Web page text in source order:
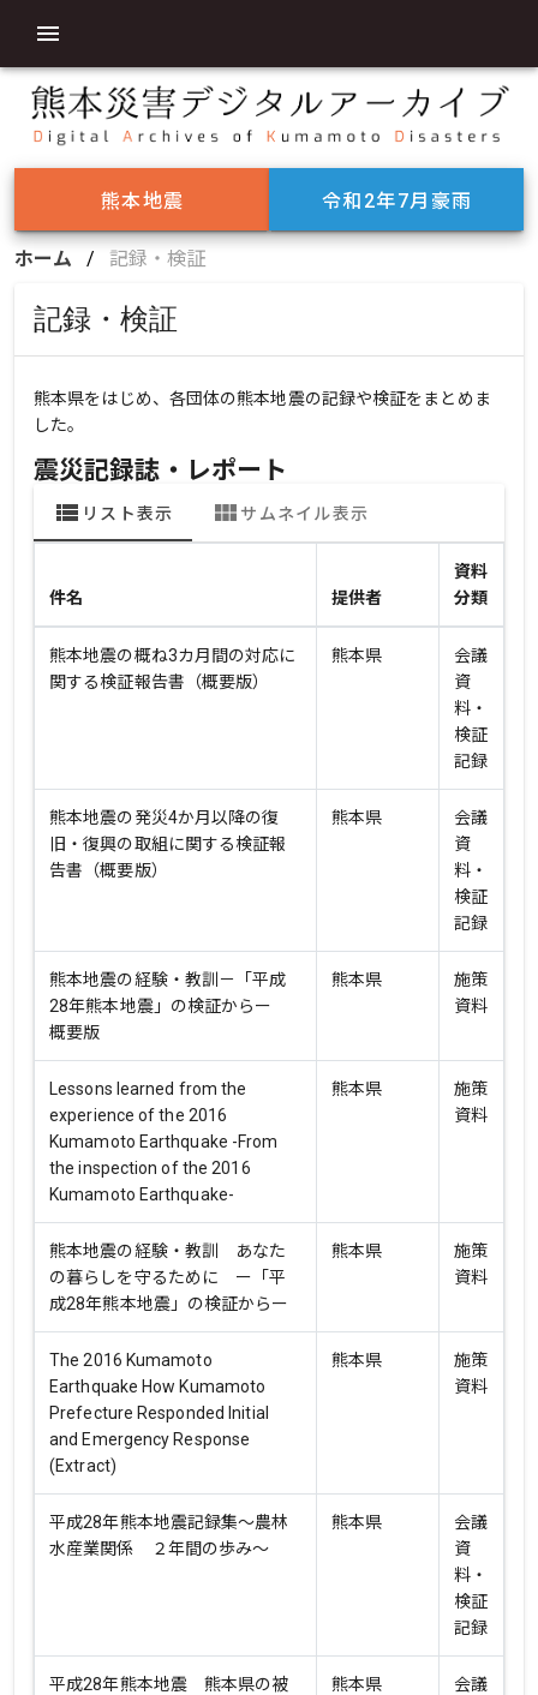
熊本地震 令和2年7月豪雨
ホーム / 記録・検証
記録・検証
熊本県をはじめ、各団体の熊本地震の記録や検証をまとめま
した。
震災記録誌・レポート
view_list リスト表示 view_module サムネイル表示
件名 提供者
資料
分類
熊本地震の概ね3カ月間の対応に
関する検証報告書（概要版）
熊本県
会議
資
料・
検証
記録
熊本地震の発災4か月以降の復
旧・復興の取組に関する検証報
告書（概要版）
熊本県
会議
資
料・
検証
記録
熊本地震の経験・教訓－「平成
28年熊本地震」の検証からー
概要版
熊本県
施策
資料
Lessons learned from the
experience of the 2016
Kumamoto Earthquake -From
the inspection of the 2016
Kumamoto Earthquake-
熊本県
施策
資料
熊本地震の経験・教訓 あなた
の暮らしを守るために ー「平
成28年熊本地震」の検証からー
熊本県
施策
資料
The 2016 Kumamoto
Earthquake How Kumamoto
Prefecture Responded Initial
and Emergency Response
(Extract)
熊本県
施策
資料
平成28年熊本地震記録集～農林
水産業関係 ２年間の歩み～
熊本県
会議
資
料・
検証
記録
平成28年熊本地震 熊本県の被
熊本県
会議